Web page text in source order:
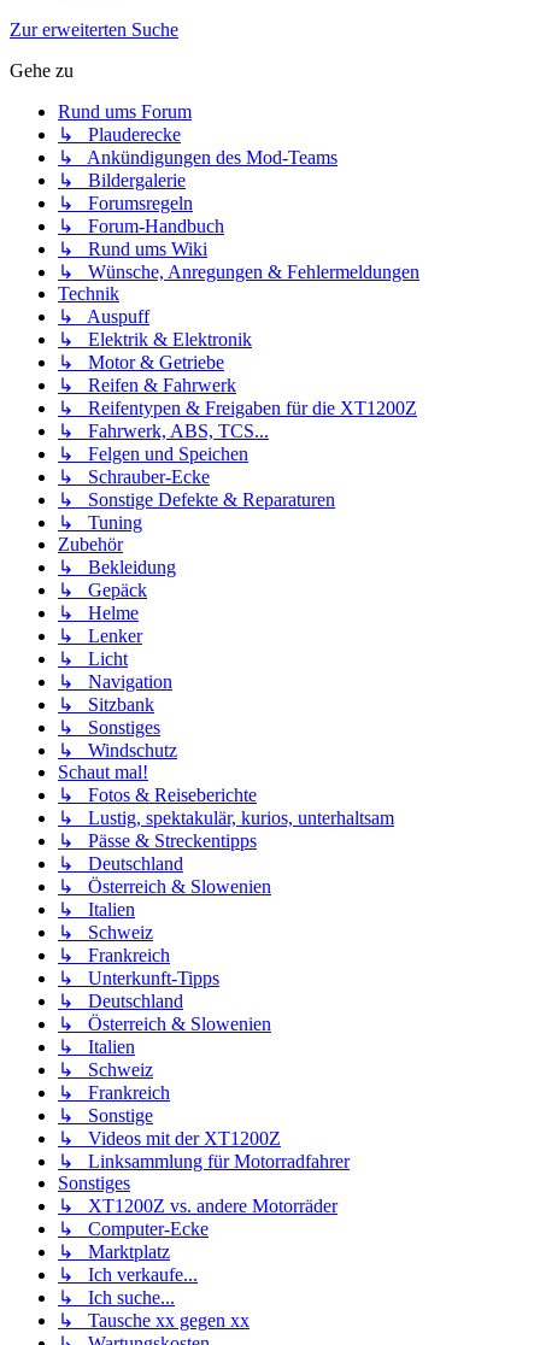
Zur erweiterten Suche
Gehe zu
Rund ums Forum
↳ Plauderecke
↳ Ankündigungen des Mod-Teams
↳ Bildergalerie
↳ Forumsregeln
↳ Forum-Handbuch
↳ Rund ums Wiki
↳ Wünsche, Anregungen & Fehlermeldungen
Technik
↳ Auspuff
↳ Elektrik & Elektronik
↳ Motor & Getriebe
↳ Reifen & Fahrwerk
↳ Reifentypen & Freigaben für die XT1200Z
↳ Fahrwerk, ABS, TCS...
↳ Felgen und Speichen
↳ Schrauber-Ecke
↳ Sonstige Defekte & Reparaturen
↳ Tuning
Zubehör
↳ Bekleidung
↳ Gepäck
↳ Helme
↳ Lenker
↳ Licht
↳ Navigation
↳ Sitzbank
↳ Sonstiges
↳ Windschutz
Schaut mal!
↳ Fotos & Reiseberichte
↳ Lustig, spektakulär, kurios, unterhaltsam
↳ Pässe & Streckentipps
↳ Deutschland
↳ Österreich & Slowenien
↳ Italien
↳ Schweiz
↳ Frankreich
↳ Unterkunft-Tipps
↳ Deutschland
↳ Österreich & Slowenien
↳ Italien
↳ Schweiz
↳ Frankreich
↳ Sonstige
↳ Videos mit der XT1200Z
↳ Linksammlung für Motorradfahrer
Sonstiges
↳ XT1200Z vs. andere Motorräder
↳ Computer-Ecke
↳ Marktplatz
↳ Ich verkaufe...
↳ Ich suche...
↳ Tausche xx gegen xx